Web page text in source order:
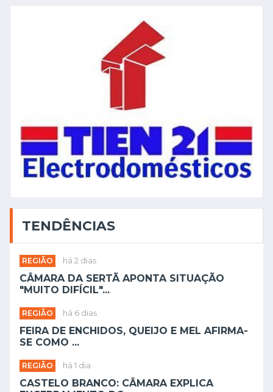
TENDÊNCIAS
REGIÃO há 2 dias
CÂMARA DA SERTÃ APONTA SITUAÇÃO
"MUITO DIFÍCIL"...
REGIÃO há 6 dias
FEIRA DE ENCHIDOS, QUEIJO E MEL AFIRMA-
SE COMO ...
REGIÃO há 1 dia
CASTELO BRANCO: CÂMARA EXPLICA